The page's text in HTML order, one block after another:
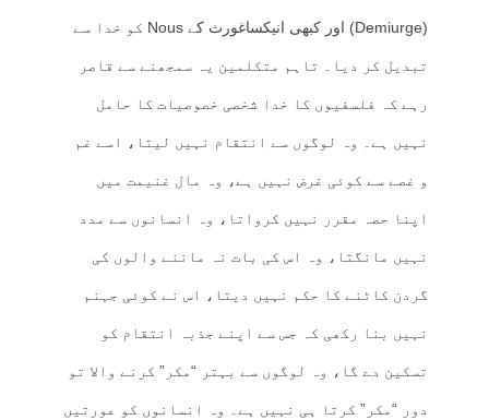
(Demiurge) اور کبھی انیکساغورث کے Nous کو خدا سے
تبدیل کر دیا۔ تاہم متکلمین یہ سمجھنے سے قاصر
رہے کہ فلسفیوں کا خدا شخصی خصوصیات کا حامل
نہیں ہے۔ وہ لوگوں سے انتقام نہیں لیتا، اسے غم
و غصے سے کوئی غرض نہیں ہے، وہ مال غنیمت میں
اپنا حصہ مقرر نہیں کرواتا، وہ انسانوں سے مدد
نہیں مانگتا، وہ اس کی بات نہ ماننے والوں کی
گردن کاٹنے کا حکم نہیں دیتا، اس نے کوئی جہنم
نہیں بنا رکھی کہ جس سے اپنے جذبہ انتقام کو
تسکین دے گا، وہ لوگوں سے بہتر “مکر” کرنے والا تو
دور “مکر” کرتا ہی نہیں ہے۔ وہ انسانوں کو عورتیں